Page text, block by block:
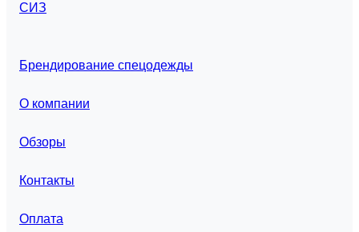
СИЗ
Брендирование спецодежды
О компании
Обзоры
Контакты
Оплата